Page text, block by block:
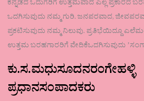
ಕನ್ನಡದ ಓದುಗರಿಗೆ ಉತ್ತಮವಾದ ಎಲ್ಲ ಪ್ರಕಾರದ
ಒದಗಿಸುವುದು ನಮ್ಮ ಗುರಿ. ಜನಪರವಾದ,
ಪ್ರಕಟಿಸುವುದು ನಮ್ಮ ನಿಲುವು. ಪ್ರತಿಭೆಯಿದ್ದೂ
ಉತ್ತಮ ಬರಹಗಾರರಿಗೆ ವೇದಿಕೆಒದಗಿಸುವುದು
ಕು.ಸ.ಮಧುಸೂದನರಂಗೇಹಳ್ಳಿ
ಪ್ರಧಾನಸಂಪಾದಕರು